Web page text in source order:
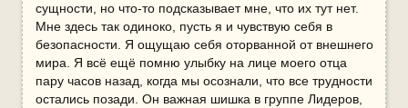
сущности, но что-то подсказывает мне, что их тут нет.
Мне здесь так одиноко, пусть я и чувствую себя в
безопасности. Я ощущаю себя оторванной от внешнего
мира. Я всё ещё помню улыбку на лице моего отца
пару часов назад, когда мы осознали, что все трудности
остались позади. Он важная шишка в группе Лидеров,